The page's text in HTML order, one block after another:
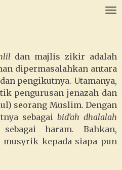
dan majlis zikir adalah
dipermasalahkan antara
pengikutnya. Utamanya,
pengurusan jenazah dan
seorang Muslim. Dengan
sebagai bid‘ah dhalalah
haram. Bahkan,
musyrik kepada siapa pun